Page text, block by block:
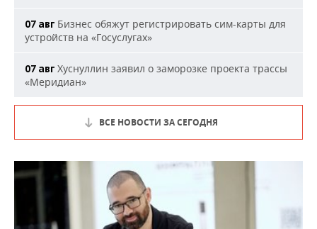
07 авг Бизнес обяжут регистрировать сим-карты для
устройств на «Госуслугах»
07 авг Хуснуллин заявил о заморозке проекта трассы
«Меридиан»
ВСЕ НОВОСТИ ЗА СЕГОДНЯ